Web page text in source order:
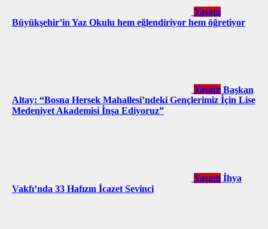
Yaşam
Büyükşehir’in Yaz Okulu hem eğlendiriyor hem öğretiyor
Yaşam Başkan
Altay: “Bosna Hersek Mahallesi’ndeki Gençlerimiz İçin Lise
Medeniyet Akademisi İnşa Ediyoruz”
Yaşam İhya
Vakfı’nda 33 Hafızın İcazet Sevinci